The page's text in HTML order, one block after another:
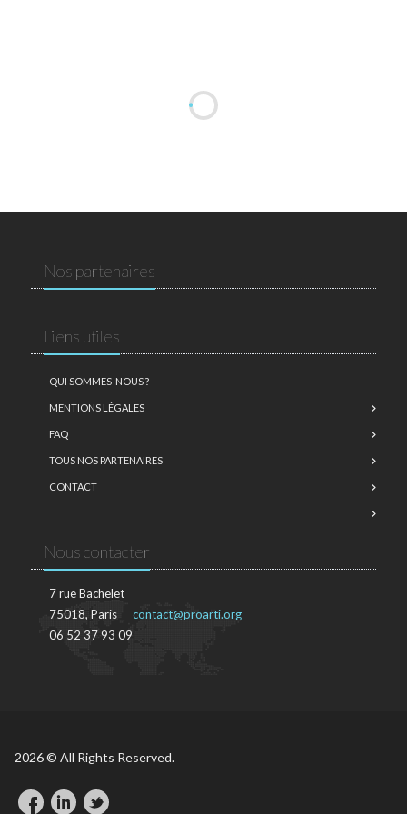
Nos partenaires
Liens utiles
QUI SOMMES-NOUS ?
MENTIONS LÉGALES
FAQ
TOUS NOS PARTENAIRES
CONTACT
Nous contacter
7 rue Bachelet
75018, Paris
06 52 37 93 09
contact@proarti.org
2026 © All Rights Reserved.